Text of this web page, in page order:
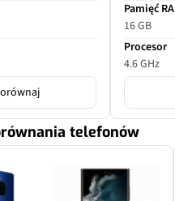
Pamięć
16 GB
Procesor
4.6 GHz
telefonów